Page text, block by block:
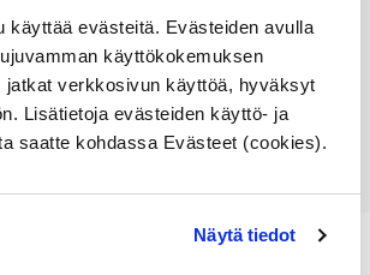
käyttää evästeitä. Evästeiden avulla
käyttökokemuksen
jatkat verkkosivun käyttöä, hyväksyt
Lisätietoja evästeiden käyttö- ja
saatte kohdassa Evästeet (cookies).
Näytä tiedot
3,92
Lisää ostoskoriin
Katso osan tiedot